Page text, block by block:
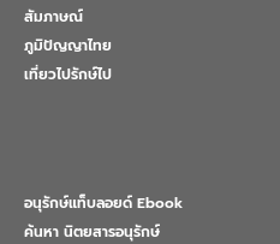
สัมภาษณ์
ภูมิปัญญาไทย
เที่ยวไปรักษ์ไป
อนุรักษ์แท็บลอยด์ Ebook
ค้นหา นิตยสารอนุรักษ์